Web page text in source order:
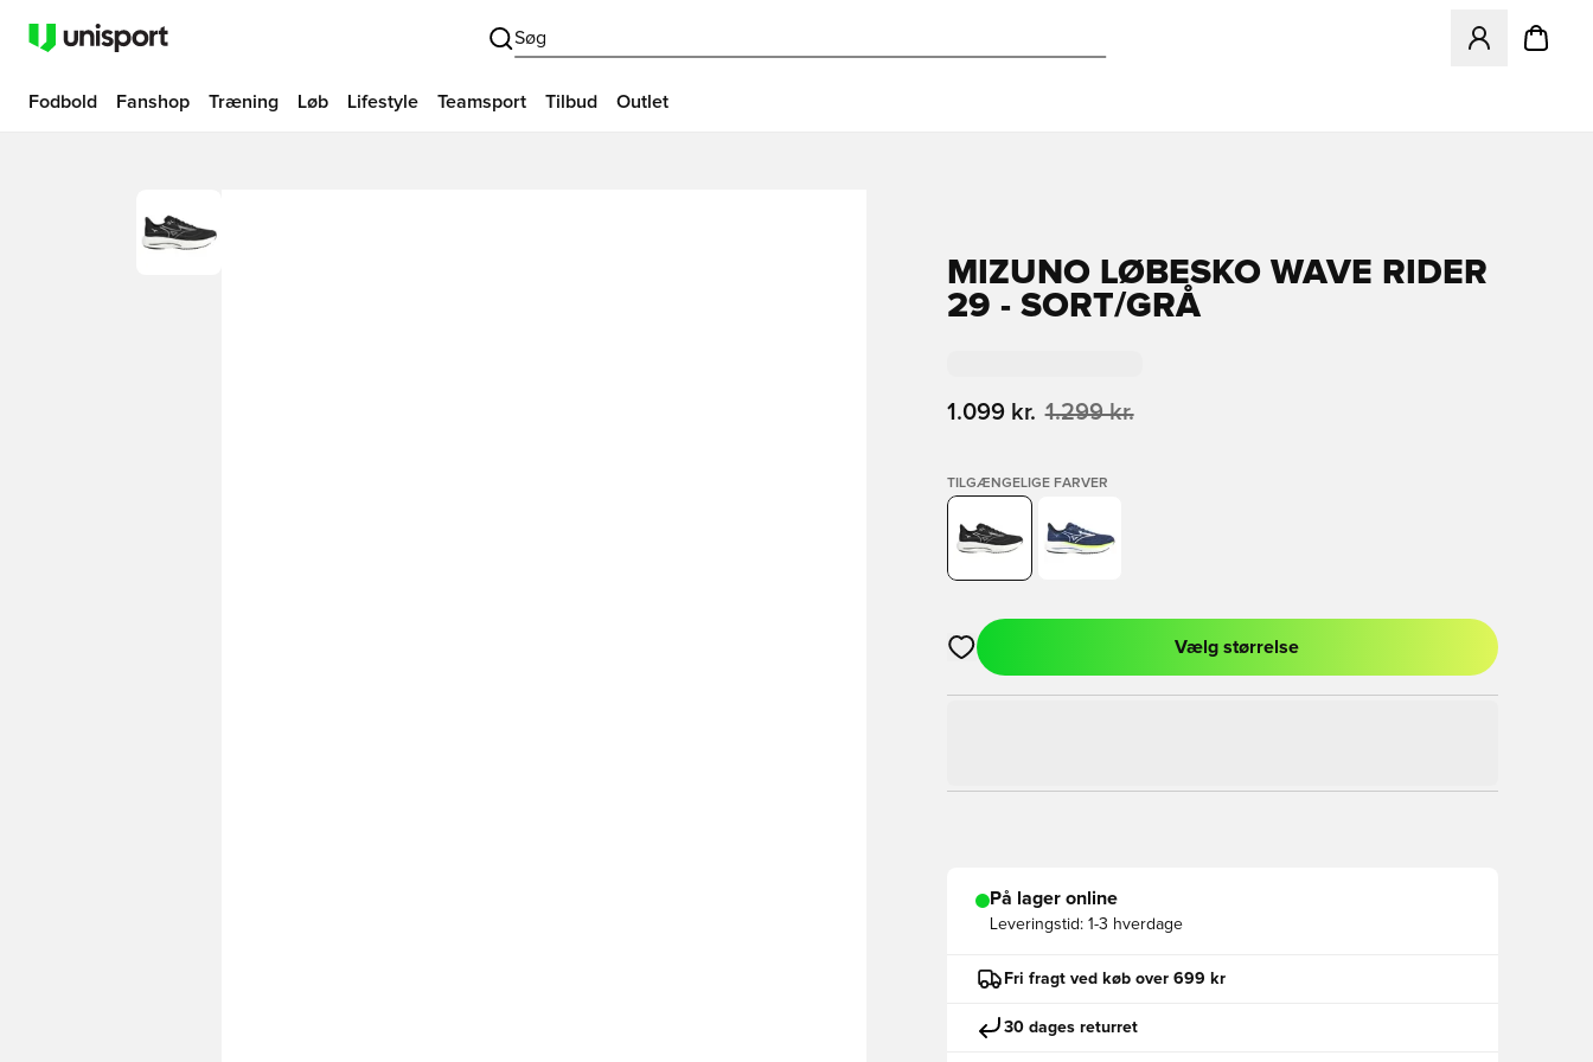
Søg
Åbner en
Fodbold Fanshop Træning Løb Lifestyle Teamsport Tilbud Outlet
MIZUNO LØBESKO WAVE RIDER
29 - SORT/GRÅ
1.099 kr. 1.299 kr.
TILGÆNGELIGE FARVER
Åbner en Modal til at logge ind eller tilmelde dig som medlem
Vælg størrelse
På lager online
Leveringstid: 1-3 hverdage
Fri fragt ved køb over 699 kr
30 dages returret